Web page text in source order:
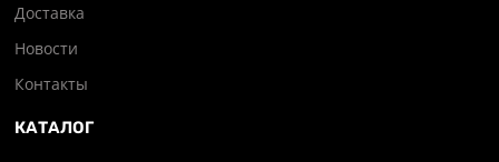
Доставка
Новости
Контакты
КАТАЛОГ